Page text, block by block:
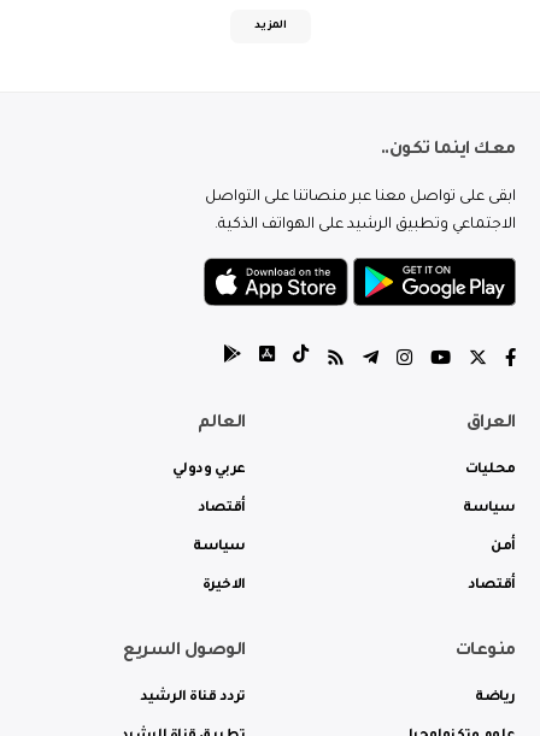
المزيد
معك اينما تكون..
ابقى على تواصل معنا عبر منصاتنا على التواصل
الاجتماعي وتطبيق الرشيد على الهواتف الذكية.
العراق
محليات
سياسة
أمن
أقتصاد
العالم
عربي ودولي
أقتصاد
سياسة
الاخيرة
منوعات
رياضة
الوصول السريع
تردد قناة الرشيد